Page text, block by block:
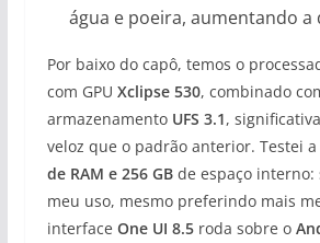
água e poeira, aumentando
Por baixo do capô, temos o
com GPU Xclipse 530, combinado
armazenamento UFS 3.1,
veloz que o padrão anterior. Testei a
de RAM e 256 GBde espaço interno:
meu uso, mesmo preferindo mais
interface One UI 8.5roda sobre o